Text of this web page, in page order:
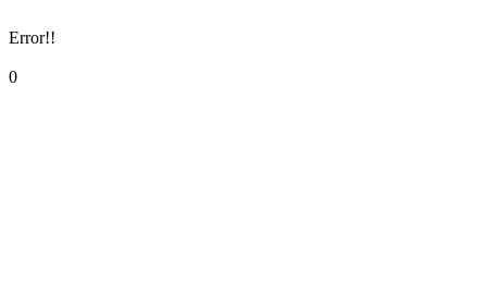
Error!!
0